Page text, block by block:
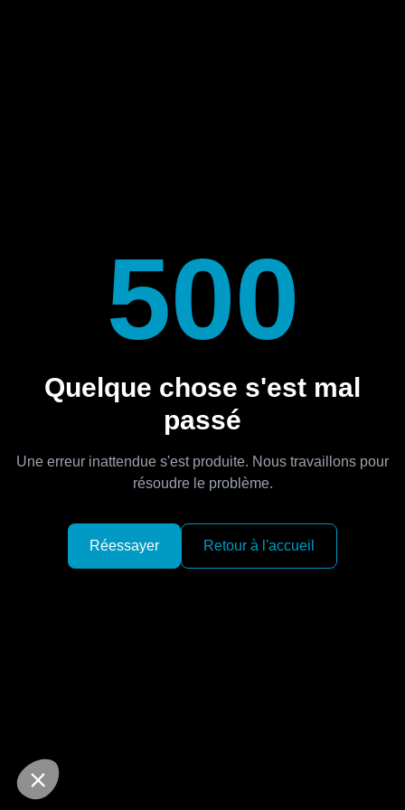
500
Quelque chose s'est mal
passé
Une erreur inattendue s'est produite. Nous travaillons pour
résoudre le problème.
Réessayer Retour à l'accueil